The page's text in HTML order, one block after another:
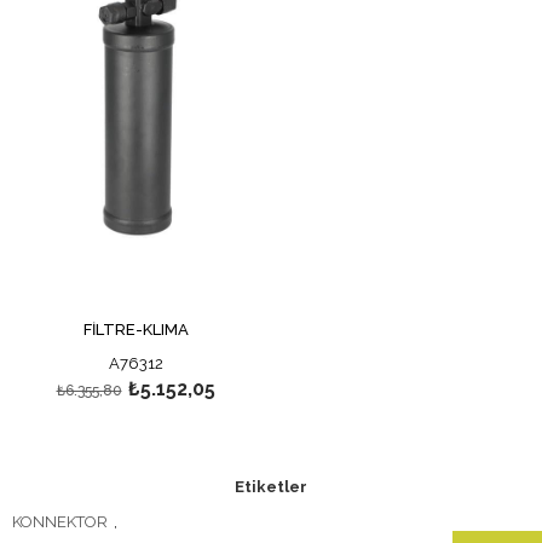
FİLTRE-KLIMA
A76312
₺5.152,05
₺6.355,80
Etiketler
KONNEKTOR